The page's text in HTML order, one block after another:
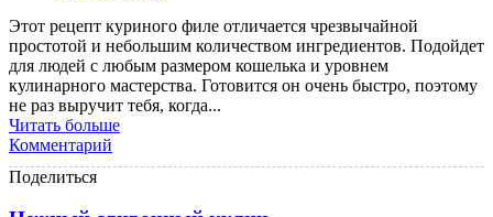
Этот рецепт куриного филе отличается чрезвычайной
простотой и небольшим количеством ингредиентов. Подойдет
для людей с любым размером кошелька и уровнем
кулинарного мастерства. Готовится он очень быстро, поэтому
не раз выручит тебя, когда...
Читать больше
Комментарий
Поделиться